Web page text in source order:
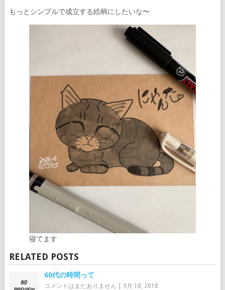
もっとシンプルで成立する絵柄にしたいな〜
寝てます
RELATED POSTS
60代の時間って
コメントはまだありません 9月 18, 2018